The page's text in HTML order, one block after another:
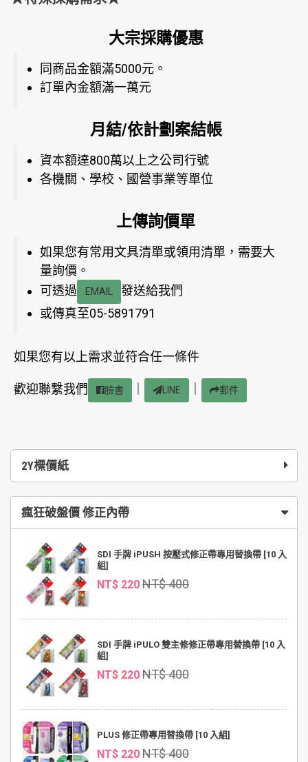
2Y標價紙
瘋狂破盤價 修正內帶
SDI 手牌 iPUSH 按壓式修正帶專用替換帶 [10 入
組]
NT$ 220 NT$ 400
SDI 手牌 iPULO 雙主修修正帶專用替換帶 [10 入
組]
NT$ 220 NT$ 400
PLUS 修正帶專用替換帶 [10 入組]
NT$ 220 NT$ 400
大宗採購優惠
同商品金額滿5000元。
訂單內金額滿一萬元
月結/依計劃案結帳
資本額達800萬以上之公司行號
各機關、學校、國營事業等單位
上傳詢價單
如果您有常用文具清單或領用清單，需要大
量詢價。
可透過
EMAIL
發送給我們
或傳真至05-5891791
如果您有以上需求並符合任一條件
歡迎聯繫我們 臉書 LINE 郵件